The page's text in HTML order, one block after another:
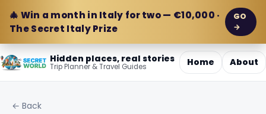
🎄 Win a month in Italy for two — €10,000 ·
The Secret Italy Prize
GO
→
Hidden places, real stories
Trip Planner & Travel Guides Home About
← Back